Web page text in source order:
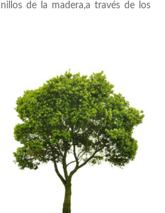
de la madera,a través de los